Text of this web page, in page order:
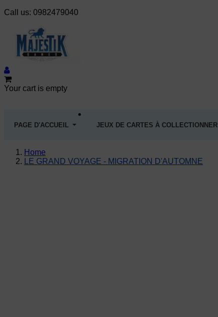
Call us: 0982479040
Your cart is empty
PAGE D'ACCUEIL JEUX DE CARTES À COLLECTIONNER
Home
LE GRAND VOYAGE - MIGRATION D'AUTOMNE